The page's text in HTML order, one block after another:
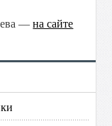
—на сайте